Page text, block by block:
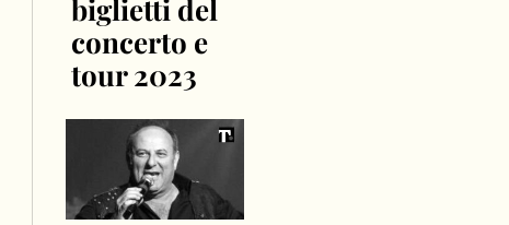
biglietti del
concerto e
tour 2023